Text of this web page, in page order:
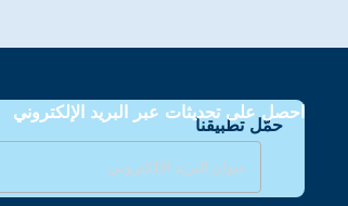
حمّل تطبيقنا
احصل على تحديثات عبر البريد الإلكتروني